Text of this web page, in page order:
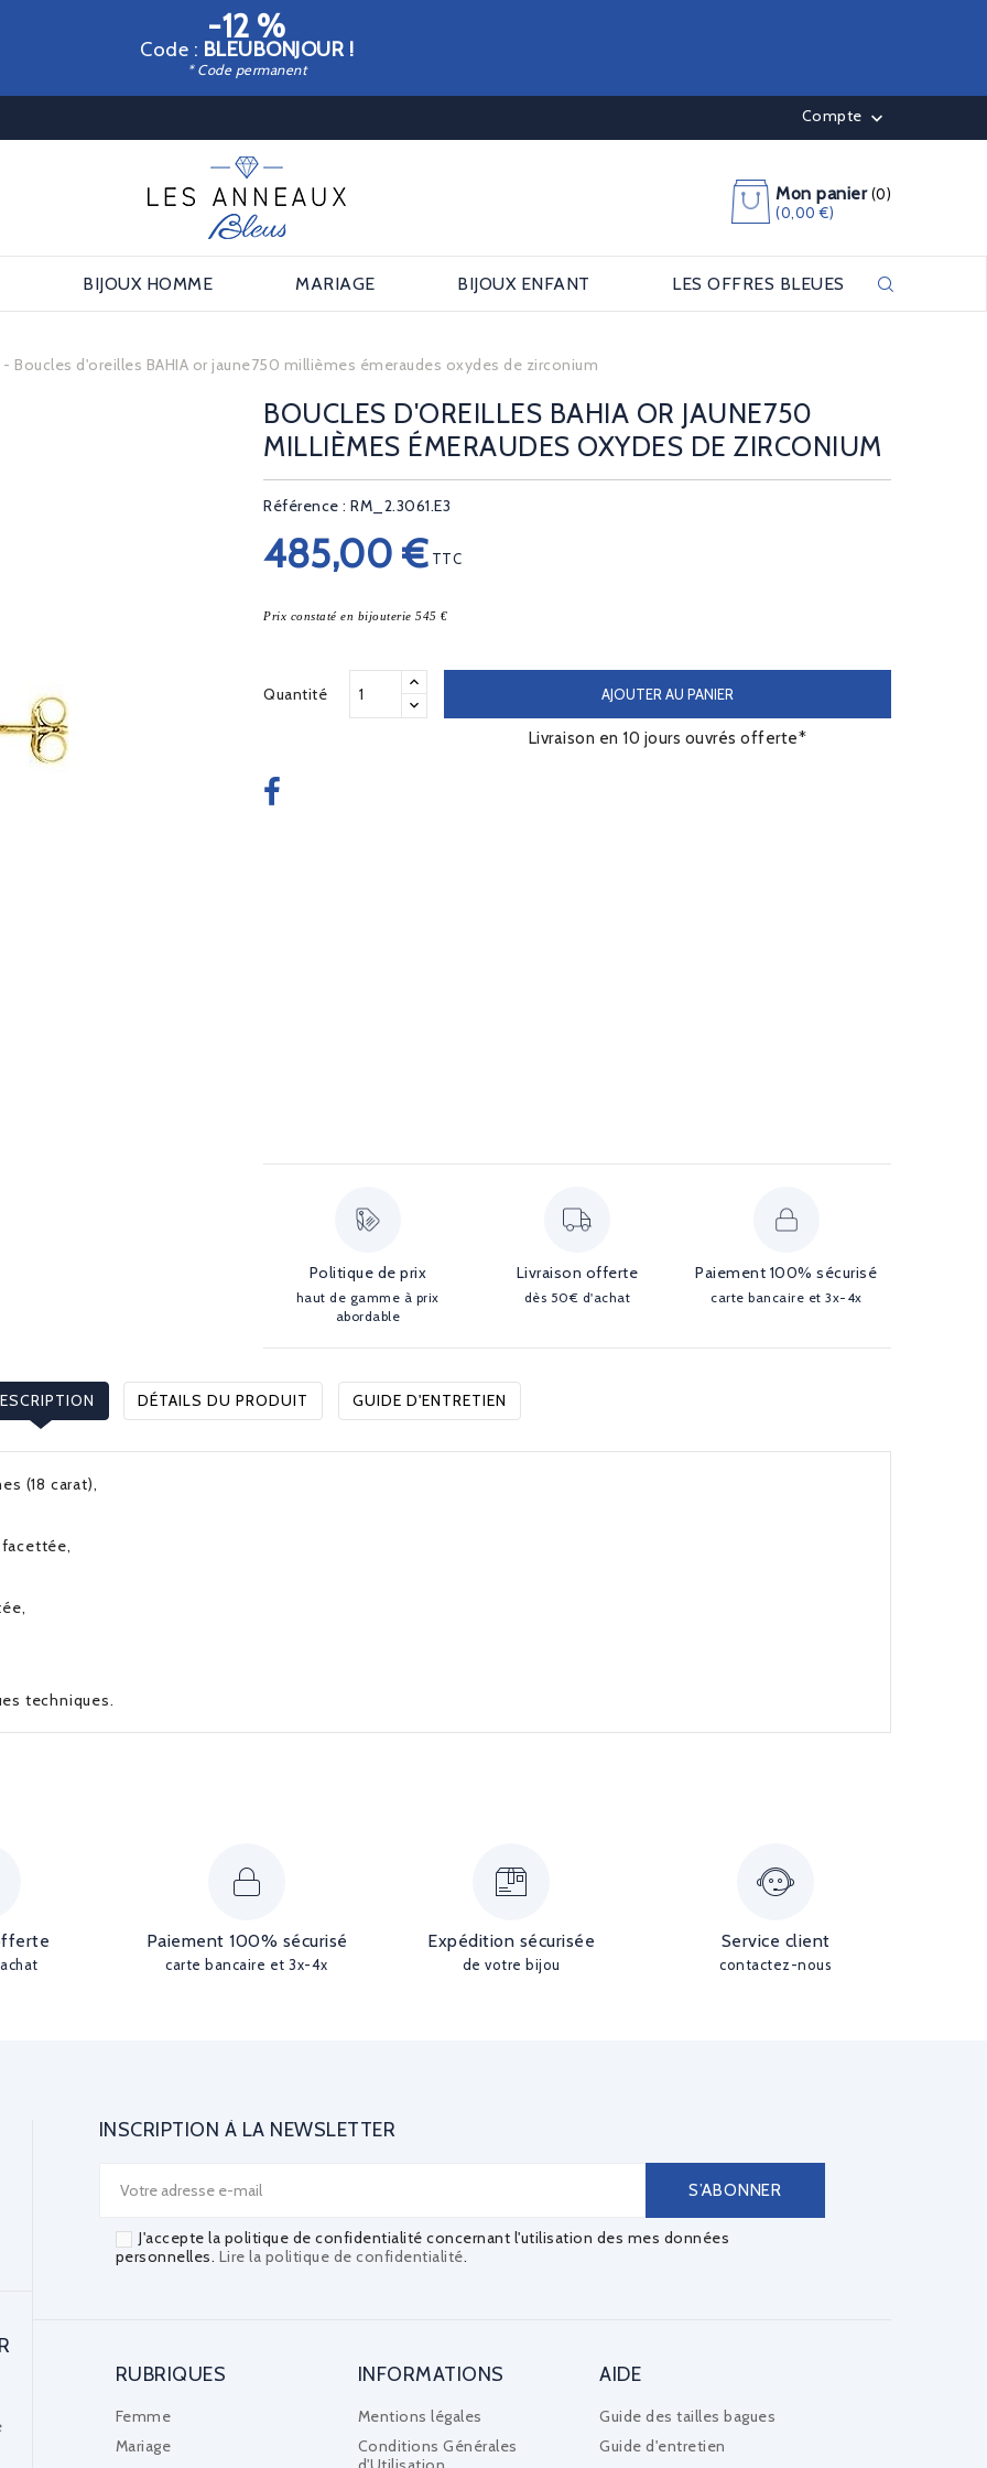
-12 %
Code : BLEUBONJOUR !
* Code permanent
Compte 
Mon panier (0)
(0,00 €)
BIJOUX HOMME MARIAGE BIJOUX ENFANT LES OFFRES BLEUES
Boucles d'oreilles BAHIA or jaune750 millièmes émeraudes oxydes de zirconium
BOUCLES D'OREILLES BAHIA OR JAUNE750
MILLIÈMES ÉMERAUDES OXYDES DE ZIRCONIUM
Référence : RM_2.3061.E3
485,00 € TTC
Prix constaté en bijouterie 545 €
Quantité AJOUTER AU PANIER
Livraison en 10 jours ouvrés offerte*
Politique de prix
haut de gamme à prix
abordable
Livraison offerte
dès 50€ d'achat
Paiement 100% sécurisé
carte bancaire et 3x-4x
DÉTAILS DU PRODUIT GUIDE D'ENTRETIEN
(18 carat),
techniques.
Paiement 100% sécurisé
carte bancaire et 3x-4x
Expédition sécurisée
de votre bijou
Service client
contactez-nous
INSCRIPTION À LA NEWSLETTER
J'accepte la politique de confidentialité concernant l'utilisation des mes données
personnelles. Lire la politique de confidentialité.
RUBRIQUES
Femme
Mariage
INFORMATIONS
Mentions légales
Conditions Générales
AIDE
Guide des tailles bagues
Guide d'entretien